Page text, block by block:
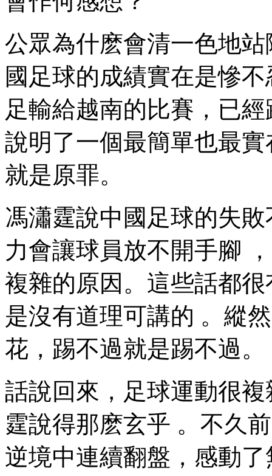
公眾為什麽會清一色地站隊
國足球的成績實在是慘不
足輸給越南的比賽，已
說明了一個最簡單也最實在
就是原罪 。
馮瀟霆說中國足球的失敗
力會讓球員放不開手腳
複雜的原因。這些話都
是沒有道理可講的 。
花，踢不過就是踢不過。
話說回來，足球運動很
霆說得那麽玄乎 。不久
逆境中連續翻盤，感動